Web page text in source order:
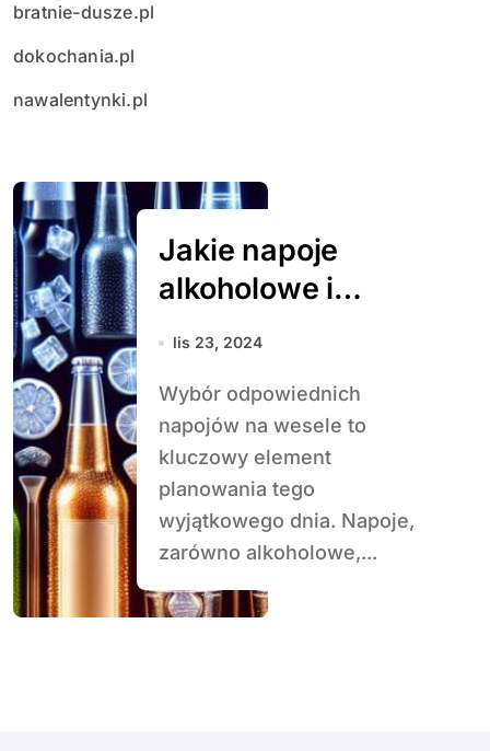
bratnie-dusze.pl
dokochania.pl
nawalentynki.pl
Jakie napoje
alkoholowe i
bezalkoholowe
wesele?
lis 23, 2024
Wybór odpowiednich
napojów na wesele to
kluczowy element
planowania tego
wyjątkowego dnia. Napoje,
zarówno alkoholowe,...